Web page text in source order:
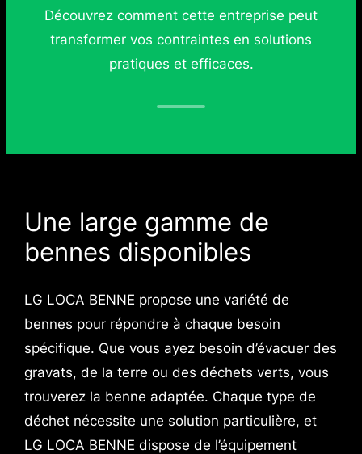
Découvrez comment cette entreprise peut
transformer vos contraintes en solutions
pratiques et efficaces.
Une large gamme de
bennes disponibles
LG LOCA BENNE propose une variété de
bennes pour répondre à chaque besoin
spécifique. Que vous ayez besoin d’évacuer des
gravats, de la terre ou des déchets verts, vous
trouverez la benne adaptée. Chaque type de
déchet nécessite une solution particulière, et
LG LOCA BENNE dispose de l’équipement